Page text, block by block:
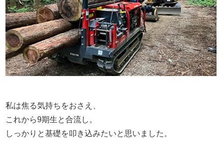
私は焦る気持ちをおさえ、
これから9期生と合流し。
しっかりと基礎を叩き込みたいと思いました。